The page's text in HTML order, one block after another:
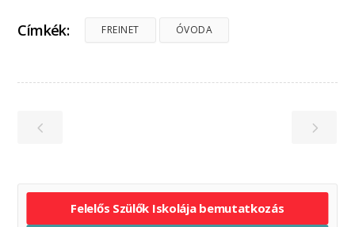
Címkék: FREINET ÓVODA
Felelős Szülők Iskolája bemutatkozás